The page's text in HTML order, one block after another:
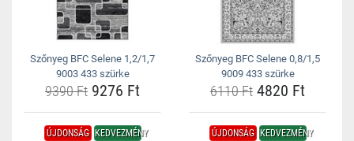
Szőnyeg BFC Selene 1,2/1,7
9003 433 szürke
9390 Ft 9276 Ft
Szőnyeg BFC Selene 0,8/1,5
9009 433 szürke
6110 Ft 4820 Ft
ÚJDONSÁG KEDVEZMÉNY ÚJDONSÁG KEDVEZMÉNY